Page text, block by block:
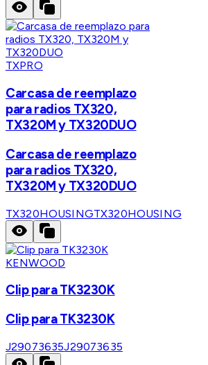
TXPRO
Carcasa de reemplazo
para radios TX320,
TX320M y TX320DUO
Carcasa de reemplazo
para radios TX320,
TX320M y TX320DUO
TX320HOUSINGTX320HOUSING
KENWOOD
Clip para TK3230K
Clip para TK3230K
J29073635J29073635